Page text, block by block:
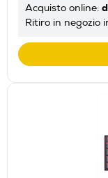
Acquisto online:
Ritiro in negozio